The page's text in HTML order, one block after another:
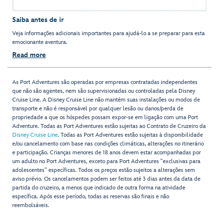
Saiba antes de ir
Veja informações adicionais importantes para ajudá-lo a se preparar para esta
emocionante aventura.
Read more
As Port Adventures são operadas por empresas contratadas independentes
que não são agentes, nem são supervisionadas ou controladas pela Disney
Cruise Line. A Disney Cruise Line não mantém suas instalações ou modos de
transporte e não é responsável por qualquer lesão ou danos/perda de
propriedade a que os hóspedes possam expor-se em ligação com uma Port
Adventure. Todas as Port Adventures estão sujeitas ao Contrato de Cruzeiro da
Disney Cruise Line. Todas as Port Adventures estão sujeitas à disponibilidade
e/ou cancelamento com base nas condições climáticas, alterações no itinerário
e participação. Crianças menores de 18 anos devem estar acompanhadas por
um adulto no Port Adventures, exceto para Port Adventures "exclusivas para
adolescentes” específicas. Todos os preços estão sujeitos a alterações sem
aviso prévio. Os cancelamentos podem ser feitos até 3 dias antes da data de
partida do cruzeiro, a menos que indicado de outra forma na atividade
específica. Após esse período, todas as reservas são finais e não
reembolsáveis.